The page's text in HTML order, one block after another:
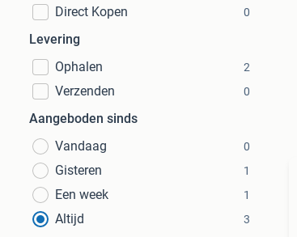
Direct Kopen
0
Levering
Ophalen
2
Verzenden 0
Aangeboden sinds
Vandaag
0
Gisteren 1
Een week 1
Altijd 3